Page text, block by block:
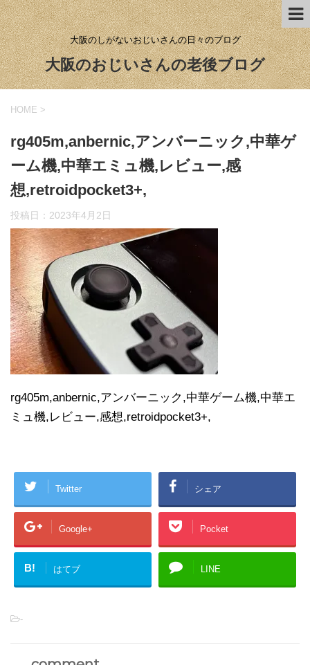
大阪のしがないおじいさんの日々のブログ
大阪のおじいさんの老後ブログ
HOME >
rg405m,anbernic,アンバーニック,中華ゲ
ーム機,中華エミュ機,レビュー,感
想,retroidpocket3+,
投稿日： 2023年4月2日
rg405m,anbernic,アンバーニック,中華ゲーム機,中華エ
ミュ機,レビュー,感想,retroidpocket3+,
Twitter シェア
Google+ Pocket
B! はてブ LINE
-